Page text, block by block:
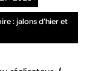
: jalons d’hier et